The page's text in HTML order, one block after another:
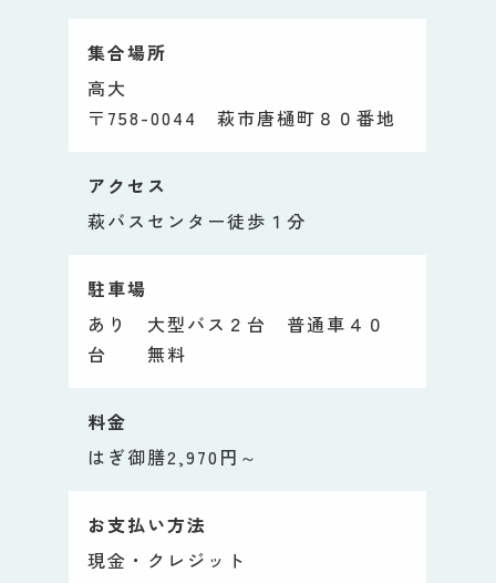
集合場所
高大
〒758-0044 萩市唐樋町８０番地
アクセス
萩バスセンター徒歩１分
駐車場
あり 大型バス２台 普通車４０
台 無料
料金
はぎ御膳2,970円～
お支払い方法
現金・クレジット